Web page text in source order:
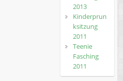
2013
Kinderprun
ksitzung
2011
Teenie
Fasching
2011